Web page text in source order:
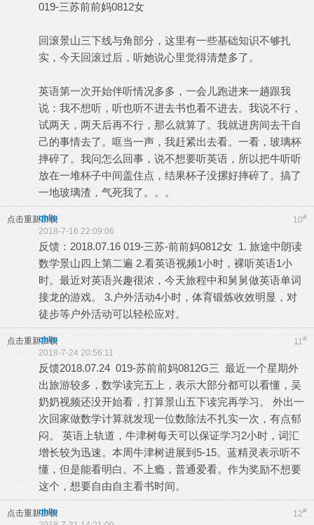
019-三苏前前妈0812女
回滚景山三下线与角部分，这里有一些基础知识不够扎
实，今天回滚过后，听她说心里觉得清楚多了。
英语第一次开始伴听情况多多，一会儿跑进来一趟跟我
说：我不想听，听也听不进去书也看不进去。我说不行，
试两天，两天后再不行，那么就算了。我就进房间去干自
己的事情去了。哐当一声，我赶紧出去看。一看，玻璃杯
摔碎了。我问怎么回事，说不想要听英语，所以把牛听听
放在一堆杯子中间盖住点，结果杯子没摞好摔碎了。搞了
一地玻璃渣，气死我了。。。
点击重新加载 10#
qhliu
2018-7-16 22:09:06
反馈：2018.07.16 019-三苏-前前妈0812女 1. 旅途中朗读
数学景山四上第二遍 2.看英语视频1小时，裸听英语1小
时。最近对英语兴趣很浓，今天旅程中和舅舅做英语单词
接龙的游戏。 3.户外活动4小时，体育锻炼收效明显，对
徒步等户外活动可以轻松应对。
点击重新加载 11#
qhliu
2018-7-24 20:56:11
反馈2018.07.24 019-苏前前妈0812G三 最近一个星期外
出旅游较多，数学读完五上，表示大部分都可以看懂，吴
奶奶视频还没开始看，打算景山五下读完再学习。 外出一
次回家做数学计算就发现一位数除法不扎实一次，有点郁
闷。 英语上轨道，牛津树每天可以保证学习2小时，词汇
增长较为迅速。本周牛津树进展到5-15。蓝精灵表示听不
懂，但是能看明白。不上瘾，普通爱看。作为奖励不想要
这个，想要自由自主看书时间。
点击重新加载 12#
qhliu